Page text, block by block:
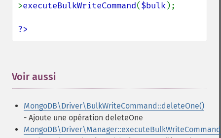
>executeBulkWriteCommand($bulk);
?>
Voir aussi
MongoDB\Driver\BulkWriteCommand::deleteOne()
- Ajoute une opération deleteOne